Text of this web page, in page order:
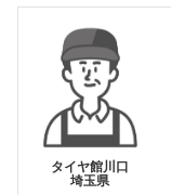
タイヤ館川口
埼玉県